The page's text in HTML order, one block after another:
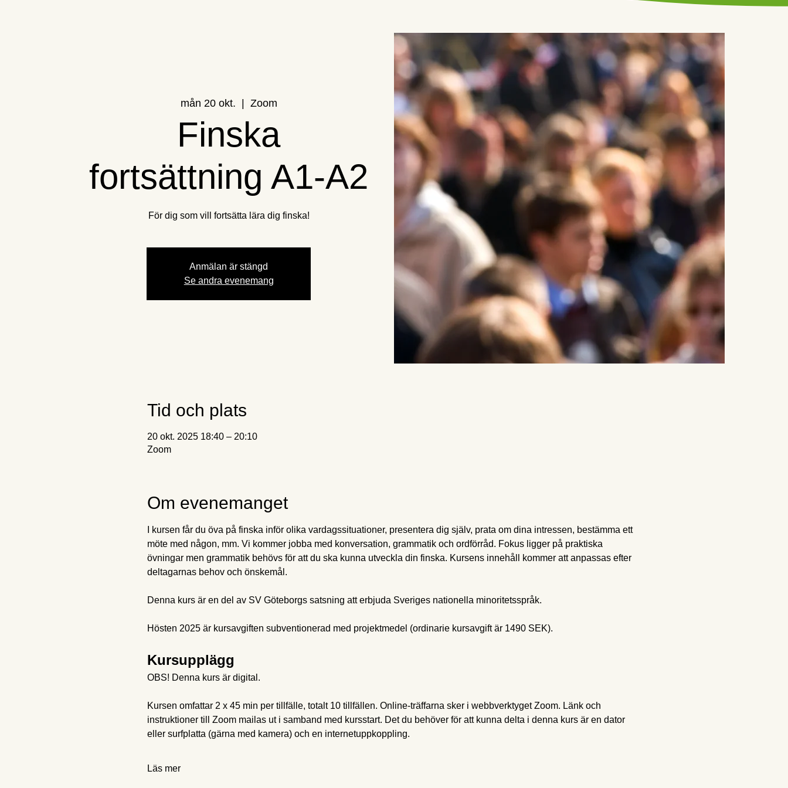
mån 20 okt.
  |
Zoom
Finska
fortsättning A1-A2
För dig som vill fortsätta lära dig finska!
Anmälan är stängd
Se andra evenemang
Tid och plats
20 okt. 2025 18:40 – 20:10
Zoom
Om evenemanget
I kursen får du öva på finska inför olika vardagssituationer, presentera dig själv, prata om dina intressen, bestämma ett
möte med någon, mm. Vi kommer jobba med konversation, grammatik och ordförråd. Fokus ligger på praktiska
övningar men grammatik behövs för att du ska kunna utveckla din finska. Kursens innehåll kommer att anpassas efter
deltagarnas behov och önskemål.
Denna kurs är en del av SV Göteborgs satsning att erbjuda Sveriges nationella minoritetsspråk.
Hösten 2025 är kursavgiften subventionerad med projektmedel (ordinarie kursavgift är 1490 SEK).
Kursupplägg
OBS! Denna kurs är digital.
Kursen omfattar 2 x 45 min per tillfälle, totalt 10 tillfällen. Online-träffarna sker i webbverktyget Zoom. Länk och
instruktioner till Zoom mailas ut i samband med kursstart. Det du behöver för att kunna delta i denna kurs är en dator
eller surfplatta (gärna med kamera) och en internetuppkoppling.
Läs mer